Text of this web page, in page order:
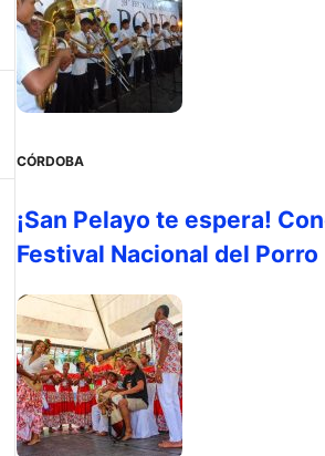
CÓRDOBA
¡San Pelayo te espera!
Festival Nacional del Porro